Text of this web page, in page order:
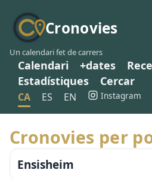
Cronovies
Un calendari fet de carrers
Calendari +dates
Estadístiques
Cercar
CA ES EN Instagram
Cronovies per
Ensisheim